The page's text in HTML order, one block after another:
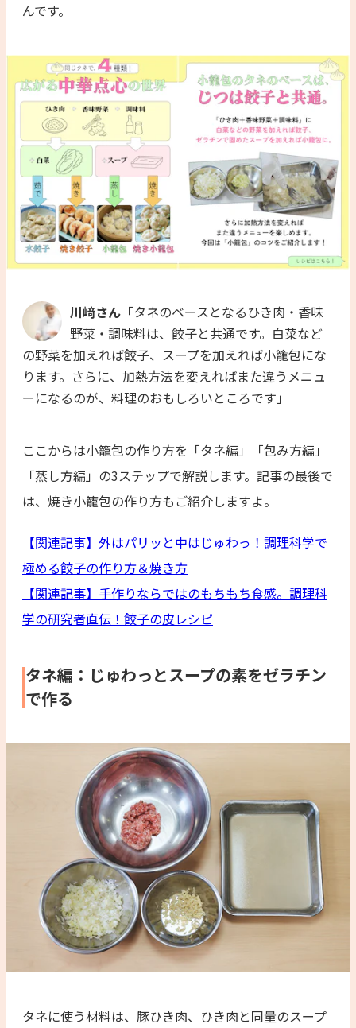
んです。
川﨑さん 「タネのベースとなるひき肉・香味
野菜・調味料は、餃子と共通です。白菜など
の野菜を加えれば餃子、スープを加えれば小籠包にな
ります。さらに、加熱方法を変えればまた違うメニュ
ーになるのが、料理のおもしろいところです」
ここからは小籠包の作り方を「タネ編」「包み方編」
「蒸し方編」の3ステップで解説します。記事の最後で
は、焼き小籠包の作り方もご紹介しますよ。
【関連記事】外はパリッと中はじゅわっ！調理科学で
極める餃子の作り方＆焼き方
【関連記事】手作りならではのもちもち食感。調理科
学の研究者直伝！餃子の皮レシピ
タネ編：じゅわっとスープの素をゼラチン
で作る
タネに使う材料は、豚ひき肉、ひき肉と同量のスープ